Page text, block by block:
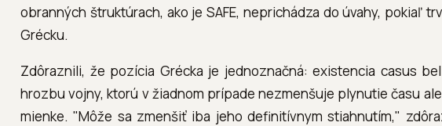
obranných štruktúrach, ako je SAFE, neprichádza do úvahy, pokiaľ
Grécku.
Zdôraznili, že pozícia Grécka je jednoznačná: existencia casus
hrozbu vojny, ktorú v žiadnom prípade nezmenšuje plynutie času
mienke. "Môže sa zmenšiť iba jeho definitívnym stiahnutím,"